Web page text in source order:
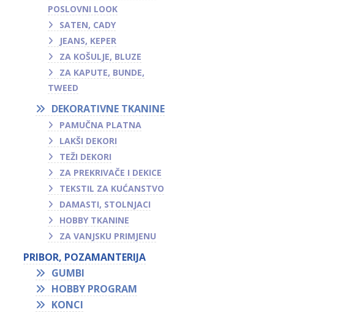
POSLOVNI LOOK
SATEN, CADY
JEANS, KEPER
ZA KOŠULJE, BLUZE
ZA KAPUTE, BUNDE,
TWEED
DEKORATIVNE TKANINE
PAMUČNA PLATNA
LAKŠI DEKORI
TEŽI DEKORI
ZA PREKRIVAČE I DEKICE
TEKSTIL ZA KUĆANSTVO
DAMASTI, STOLNJACI
HOBBY TKANINE
ZA VANJSKU PRIMJENU
PRIBOR, POZAMANTERIJA
GUMBI
HOBBY PROGRAM
KONCI